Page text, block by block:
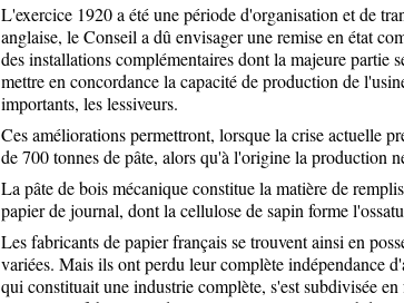
L'exercice 1920 a été une période d'organisation et de
anglaise, le Conseil a dû envisager une remise en état
des installations complémentaires dont la majeure partie
mettre en concordance la capacité de production de
importants, les lessiveurs.
Ces améliorations permettront, lorsque la crise actuelle
de 700 tonnes de pâte, alors qu'à l'origine la production
La pâte de bois mécanique constitue la matière de
papier de journal, dont la cellulose de sapin forme
Les fabricants de papier français se trouvent ainsi en
variées. Mais ils ont perdu leur complète indépendance
qui constituait une industrie complète, s'est subdivisée